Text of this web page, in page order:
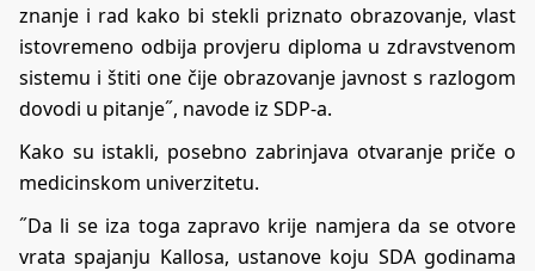
znanje i rad kako bi stekli priznato obrazovanje, vlast
istovremeno odbija provjeru diploma u zdravstvenom
sistemu i štiti one čije obrazovanje javnost s razlogom
dovodi u pitanje˝, navode iz SDP-a.
Kako su istakli, posebno zabrinjava otvaranje priče o
medicinskom univerzitetu.
˝Da li se iza toga zapravo krije namjera da se otvore
vrata spajanju Kallosa, ustanove koju SDA godinama